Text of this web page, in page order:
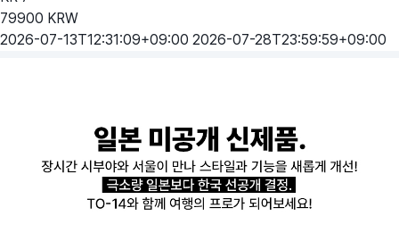
79900 KRW
2026-07-13T12:31:09+09:00 2026-07-28T23:59:59+09:00